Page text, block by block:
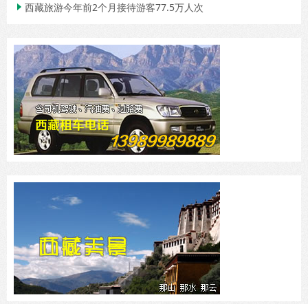
 西藏旅游今年前2个月接待游客77.5万人次